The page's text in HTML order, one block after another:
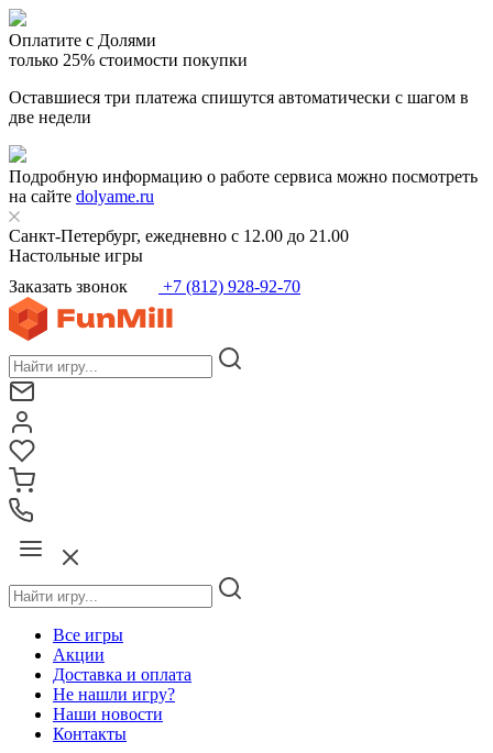
Оплатите с Долями
только 25% стоимости покупки
Оставшиеся три платежа спишутся автоматически с шагом в
две недели
Подробную информацию о работе сервиса можно посмотреть
на сайте dolyame.ru
Санкт-Петербург, ежедневно с 12.00 до 21.00
Настольные игры
Заказать звонок
+7 (812) 928-92-70
Все игры
Акции
Доставка и оплата
Не нашли игру?
Наши новости
Контакты